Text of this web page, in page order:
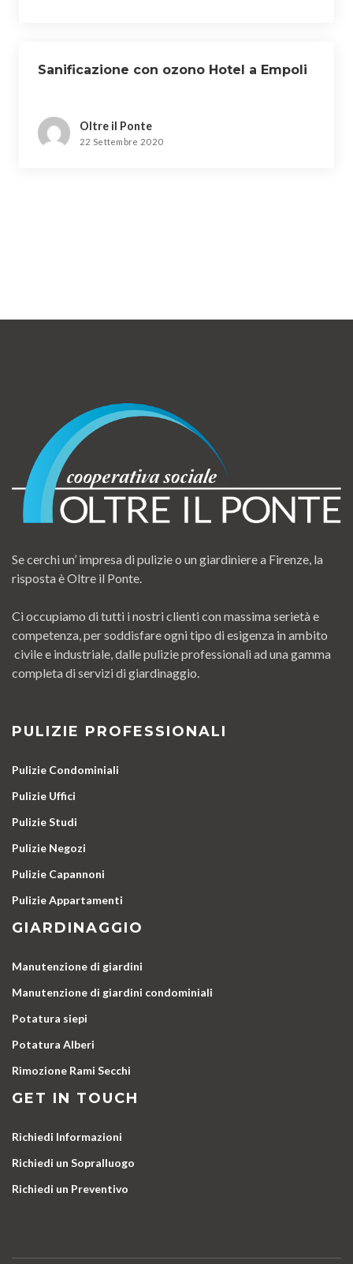
Sanificazione con ozono Hotel a Empoli
Oltre il Ponte
22 Settembre 2020
Se cerchi un’ impresa di pulizie o un giardiniere a Firenze, la
risposta è Oltre il Ponte.
Ci occupiamo di tutti i nostri clienti con massima serietà e
competenza, per soddisfare ogni tipo di esigenza in ambito
civile e industriale, dalle pulizie professionali ad una gamma
completa di servizi di giardinaggio.
PULIZIE PROFESSIONALI
Pulizie Condominiali
Pulizie Uffici
Pulizie Studi
Pulizie Negozi
Pulizie Capannoni
Pulizie Appartamenti
GIARDINAGGIO
Manutenzione di giardini
Manutenzione di giardini condominiali
Potatura siepi
Potatura Alberi
Rimozione Rami Secchi
GET IN TOUCH
Richiedi Informazioni
Richiedi un Sopralluogo
Richiedi un Preventivo